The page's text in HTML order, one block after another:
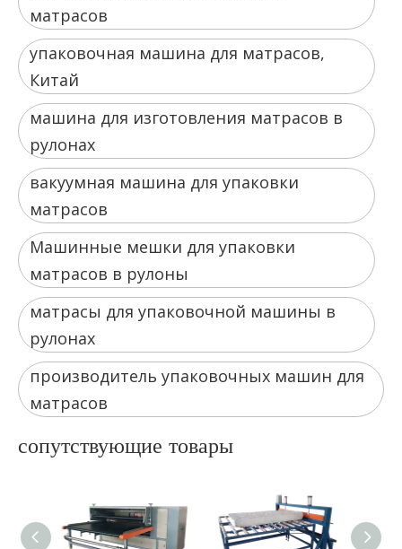
матрасов
упаковочная машина для матрасов,
Китай
машина для изготовления матрасов в
рулонах
вакуумная машина для упаковки
матрасов
Машинные мешки для упаковки
матрасов в рулоны
матрасы для упаковочной машины в
рулонах
производитель упаковочных машин для
матрасов
сопутствующие товары